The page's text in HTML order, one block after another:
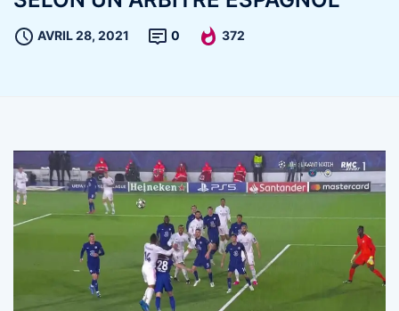
AVRIL 28, 2021 0 372